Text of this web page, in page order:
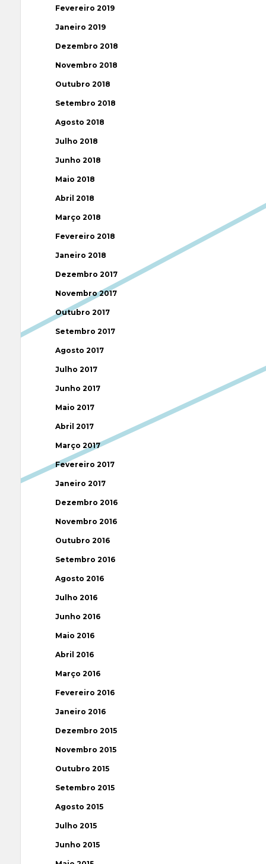
Fevereiro 2019
Janeiro 2019
Dezembro 2018
Novembro 2018
Outubro 2018
Setembro 2018
Agosto 2018
Julho 2018
Junho 2018
Maio 2018
Abril 2018
Março 2018
Fevereiro 2018
Janeiro 2018
Dezembro 2017
Novembro 2017
Outubro 2017
Setembro 2017
Agosto 2017
Julho 2017
Junho 2017
Maio 2017
Abril 2017
Março 2017
Fevereiro 2017
Janeiro 2017
Dezembro 2016
Novembro 2016
Outubro 2016
Setembro 2016
Agosto 2016
Julho 2016
Junho 2016
Maio 2016
Abril 2016
Março 2016
Fevereiro 2016
Janeiro 2016
Dezembro 2015
Novembro 2015
Outubro 2015
Setembro 2015
Agosto 2015
Julho 2015
Junho 2015